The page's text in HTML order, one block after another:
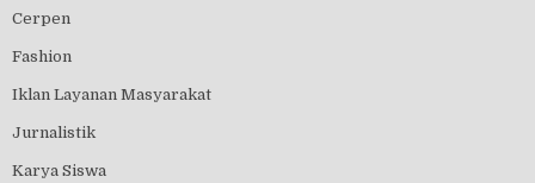
Cerpen
Fashion
Iklan Layanan Masyarakat
Jurnalistik
Karya Siswa